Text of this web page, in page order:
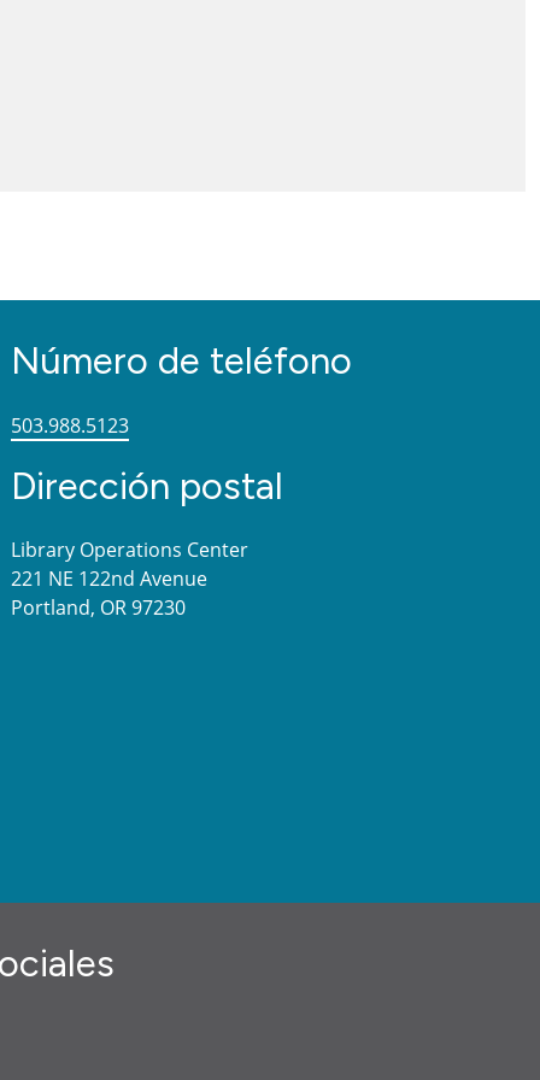
Número de teléfono
503.988.5123
Dirección postal
Library Operations Center
221 NE 122nd Avenue
Portland, OR 97230